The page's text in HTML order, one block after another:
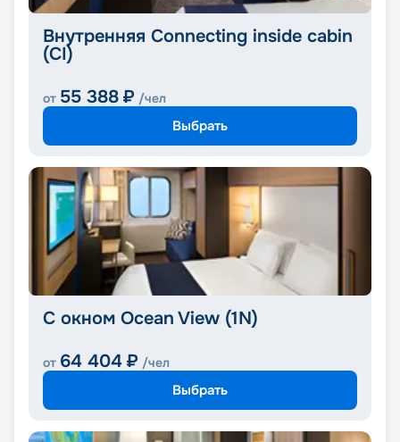
Внутренняя Connecting inside cabin
(CI)
от 55 388 ₽ /чел
Выбрать
С окном Ocean View (1N)
от 64 404 ₽ /чел
Выбрать